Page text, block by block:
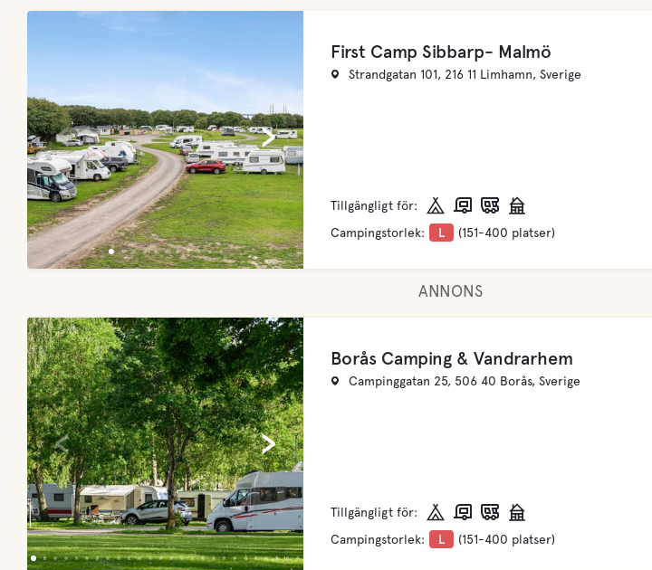
›
‹
First Camp Sibbarp- Malmö
Strandgatan 101, 216 11 Limhamn, Sverige
Tillgängligt för:
Campingstorlek:
L (151-400 platser)
ANNONS
›
‹
Borås Camping & Vandrarhem
Campinggatan 25, 506 40 Borås, Sverige
Tillgängligt för:
Campingstorlek:
L (151-400 platser)